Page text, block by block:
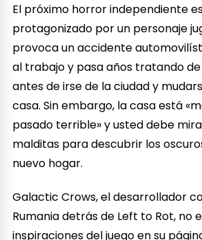
El próximo horror independiente
protagonizado por un personaje
provoca un accidente
al trabajo y pasa años tratando
antes de irse de la ciudad y
casa. Sin embargo, la casa está
pasado terrible» y usted debe
malditas para descubrir los
nuevo hogar.
Galactic Crows, el desarrollador
Rumania detrás de Left to Rot, no
inspiraciones del juego en su